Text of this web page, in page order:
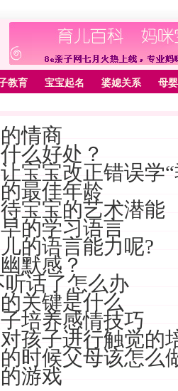
教育 宝宝起名 婆媳关系 母
情商
么好处？
宝宝改正错误学
最佳年龄
宝宝的艺术潜能
的学习语言
的语言能力呢?
默感？
话了怎么办
关键是什么
培养感情技巧
孩子进行触觉的
时候父母该怎么
游戏